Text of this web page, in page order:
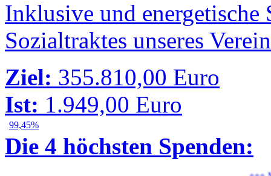
Inklusive und
Sozialtraktes unseres
Ziel: 355.810,00 Euro
Ist: 1.949,00 Euro
99,45%
Die 4 höchsten Spenden: